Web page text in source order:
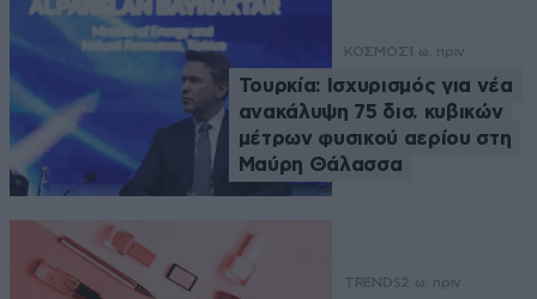
ΚΟΣΜΟΣ 1 ω. πριν
Τουρκία: Ισχυρισμός για νέα
ανακάλυψη 75 δισ. κυβικών
μέτρων φυσικού αερίου στη
Μαύρη Θάλασσα
TRENDS2 ω. πριν